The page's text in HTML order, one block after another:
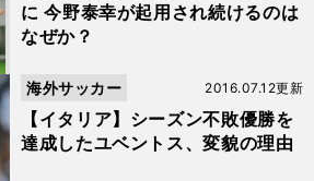
に 今野泰幸が起用され続けるのは
なぜか？
【イタリア】シーズン不敗優勝を
達成したユベントス、変貌の理由
2016.07.12更新
海外サッカー